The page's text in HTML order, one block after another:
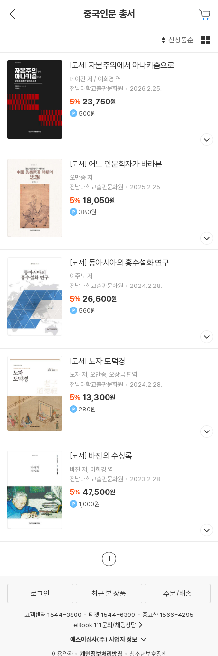
중국인문 총서
신상품순
[도서] 자본주의에서 아나키즘으로
페이간 저 / 이희경 역
전남대학교출판문화원
2026.2.25.
5% 23,750원
500원
[도서] 어느 인문학자가 바라본
오만종저
전남대학교출판문화원
2025.2.25.
5% 18,050원
380원
[도서] 동아시아의 홍수설화 연구
이주노 저
전남대학교출판문화원
2024.2.28.
5% 26,600원
560원
[도서] 노자 도덕경
노자저 오만종 오상금 편역
전남대학교출판문화원
2024.2.28.
5% 13,300원
280원
[도서] 바진의 수상록
바진 저 이희경 역
전남대학교출판문화원
2023.2.28.
5% 47,500원
1,000원
1
로그인 최근 본 상품 주문/배송
고객센터 1544-3800 티켓 1544-6399
중고샵 1566-4295
eBook 1:1문의/채팅상담
예스이십사(주) 사업자 정보
이용약관
개인정보처리방침 청소년보호정책